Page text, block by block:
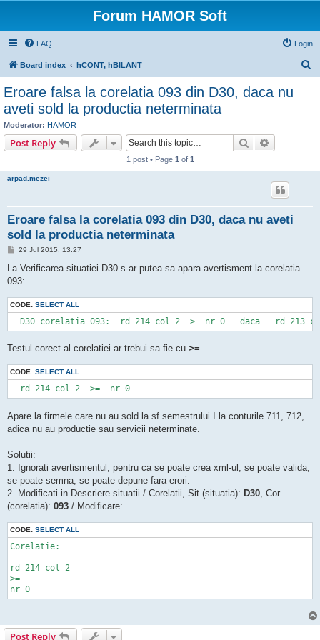
Forum HAMOR Soft
FAQ Login
Board index hCONT, hBILANT
Eroare falsa la corelatia 093 din D30, daca nu
aveti sold la productia neterminata
Moderator: HAMOR
Post Reply Search
1 post • Page 1 of 1
arpad.mezei
Eroare falsa la corelatia 093 din D30, daca nu aveti
sold la productia neterminata
P
s
29 Jul 2015, 13:27
La Verificarea situatiei D30 s-ar putea sa apara avertisment la corelatia
093:
CODE: SELECT ALL
D30 corelatia 093:  rd 214 col 2  >  nr 0   daca   rd 213
Testul corect al corelatiei ar trebui sa fie cu >=
CODE: SELECT ALL
  rd 214 col 2  >=  nr 0
Apare la firmele care nu au sold la sf.semestrului I la conturile 711, 712,
adica nu au productie sau servicii neterminate.
Solutii:
1. Ignorati avertismentul, pentru ca se poate crea xml-ul, se poate valida,
se poate semna, se poate depune fara erori.
2. Modificati in Descriere situatii / Corelatii, Sit.(situatia): D30 , Cor.
(corelatia): 093 / Modificare:
CODE: SELECT ALL
Corelatie:
rd 214 col 2
>=
nr 0
Post Reply